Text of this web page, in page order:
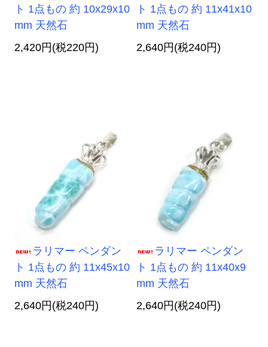
ト 1点もの 約 10x29x10
mm 天然石
2,420円(税220円)
ト 1点もの 約 11x41x10
mm 天然石
2,640円(税240円)
ラリマー ペンダン
ト 1点もの 約 11x45x10
mm 天然石
2,640円(税240円)
ラリマー ペンダン
ト 1点もの 約 11x40x9
mm 天然石
2,640円(税240円)